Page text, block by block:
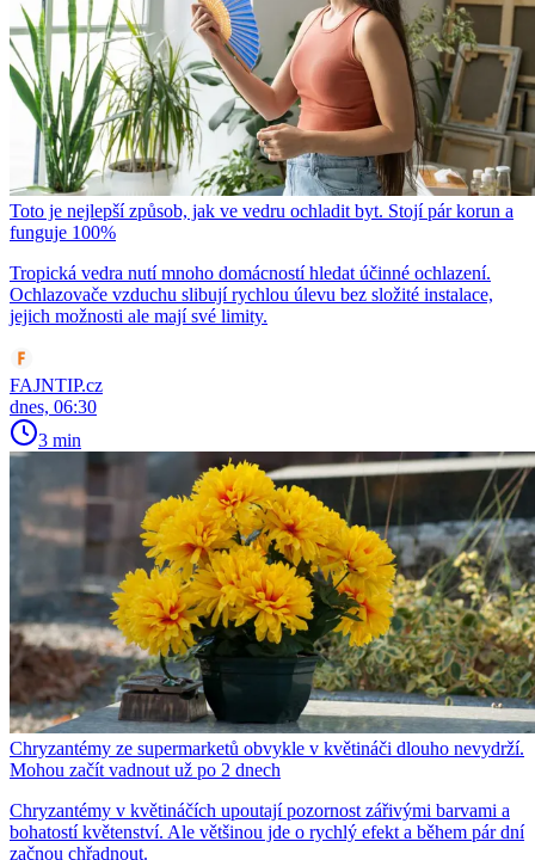
Toto je nejlepší způsob, jak ve vedru ochladit byt. Stojí pár korun a
funguje 100%
Tropická vedra nutí mnoho domácností hledat účinné ochlazení.
Ochlazovače vzduchu slibují rychlou úlevu bez složité instalace,
jejich možnosti ale mají své limity.
FAJNTIP.cz
dnes, 06:30
3 min
Chryzantémy ze supermarketů obvykle v květináči dlouho nevydrží.
Mohou začít vadnout už po 2 dnech
Chryzantémy v květináčích upoutají pozornost zářivými barvami a
bohatostí květenství. Ale většinou jde o rychlý efekt a během pár dní
začnou chřadnout.